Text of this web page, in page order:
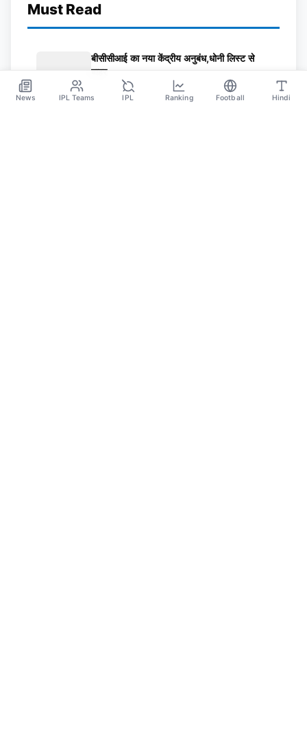
Must Read
बीसीसीआई का नया केंद्रीय अनुबंध,धोनी लिस्ट से
बाहर
News IPL Teams IPL Ranking Football Hindi